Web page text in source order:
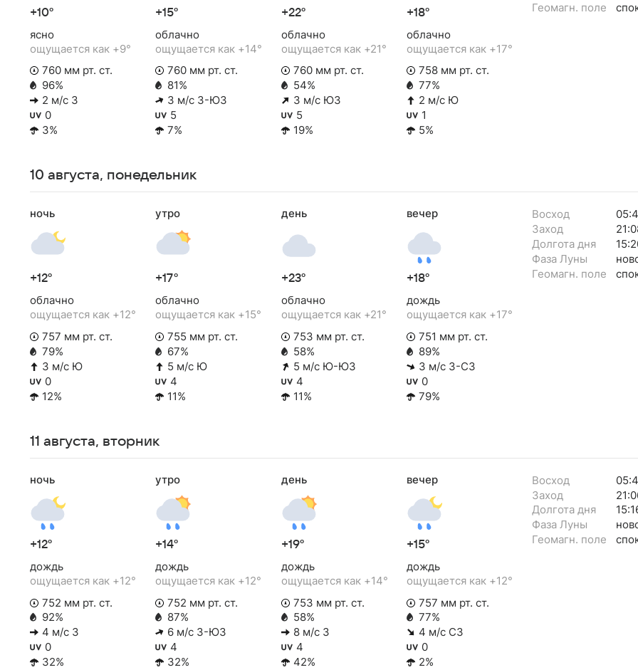
+10°
ясно
ощущается как +9°
760 мм рт. ст.
96%
2 м/с З
0
3%
+15°
облачно
ощущается как +14°
760 мм рт. ст.
81%
3 м/с З-ЮЗ
5
7%
+22°
облачно
ощущается как +21°
760 мм рт. ст.
54%
3 м/с ЮЗ
5
19%
+18°
облачно
ощущается как +17°
758 мм рт. ст.
77%
2 м/с Ю
1
5%
Геомагн. поле
10 августа, понедельник
ночь
+12°
облачно
ощущается как +12°
757 мм рт. ст.
79%
3 м/с Ю
0
12%
утро
+17°
облачно
ощущается как +15°
755 мм рт. ст.
67%
5 м/с Ю
4
11%
день
+23°
облачно
ощущается как +21°
753 мм рт. ст.
58%
5 м/с Ю-ЮЗ
4
11%
вечер
+18°
дождь
ощущается как +17°
751 мм рт. ст.
89%
3 м/с З-СЗ
0
79%
Восход
Заход
Долгота дня
Фаза Луны
Геомагн. поле
11 августа, вторник
ночь
+12°
дождь
ощущается как +12°
752 мм рт. ст.
92%
4 м/с З
0
32%
утро
+14°
дождь
ощущается как +12°
752 мм рт. ст.
87%
6 м/с З-ЮЗ
4
32%
день
+19°
дождь
ощущается как +14°
753 мм рт. ст.
58%
8 м/с З
4
42%
вечер
+15°
дождь
ощущается как +12°
757 мм рт. ст.
77%
4 м/с СЗ
0
2%
Восход
Заход
Долгота дня
Фаза Луны
Геомагн. поле